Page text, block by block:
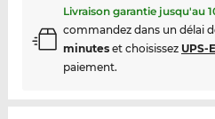
Livraison garantie jusqu'au
commandez dans un délai
minuteset choisissez UPS-
paiement.